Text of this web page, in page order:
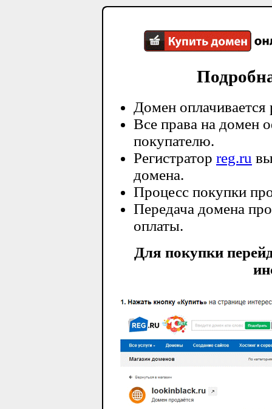
Домен оплачивается
Все права на домен
покупателю.
Регистратор reg.ru
домена.
Процесс покупки
Передача домена
оплаты.
Для покупки